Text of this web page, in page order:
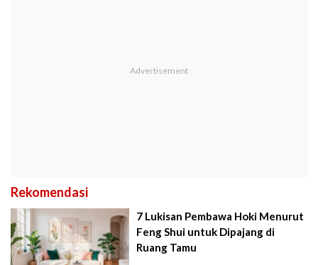
Rekomendasi
7 Lukisan Pembawa Hoki Menurut
Feng Shui untuk Dipajang di
Ruang Tamu